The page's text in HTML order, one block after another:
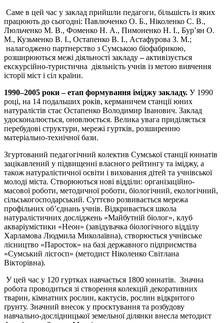
Саме в цей час у заклад прийшли педагоги, більшість із яких
працюють до сьогодні: Павлюченко О. Б., Ніколенко С. В.,
Люльченко М. В., Фоменко Н. А., Пимоненко Н. І., Бур’ян О.
М., Кузьменко В. І., Остапенко В. І., Астафурова З. М.;
налагоджено партнерство з Сумською біофабрикою,
розширюються межі діяльності закладу–активізується
екскурсійно-туристична діяльність учнів із метою вивчення
історії міст і сіл країни.
1990–2005 роки – етап формування іміджу закладу. У 1990
році, на 14 подальших років, керманичем станції юних
натуралістів стає Остапенко Володимир Іванович. Заклад
удосконалюється, оновлюється. Велика увага приділяється
перебудові структури, мережі гуртків, розширенню
матеріально-технічної бази.
Згуртований педагогічний колектив Сумської станції юннатів
зацікавлений у підвищенні власного рейтингу та іміджу, а
також натуралістичної освіти і виховання дітей та учнівської
молоді міста. Створюються нові відділи: організаційно-
масової роботи, методичної роботи, біологічний, екологічний,
сільськогосподарський. Суттєво розвивається мережа
профільних об’єднань учнів. Відкривається школа
натуралістичних досліджень «Майбутній біолог», клуб
акваріумістики «Неон» (завідувачка біологічного відділу
Харламова Людмила Миколаївна), створюється учнівське
лісництво «Паросток» на базі державного підприємства
«Сумський лісгосп» (методист Ніколенко Світлана
Вікторівна).
У цей час у 120 гуртках навчається 1800 юннатів. Значна
робота проводиться зі створення колекцій декоративних
тварин, кімнатних рослин, кактусів, рослин відкритого
ґрунту. Значний внесок у проєктування та розбудову
навчально-дослідницької земельної ділянки внесла методист